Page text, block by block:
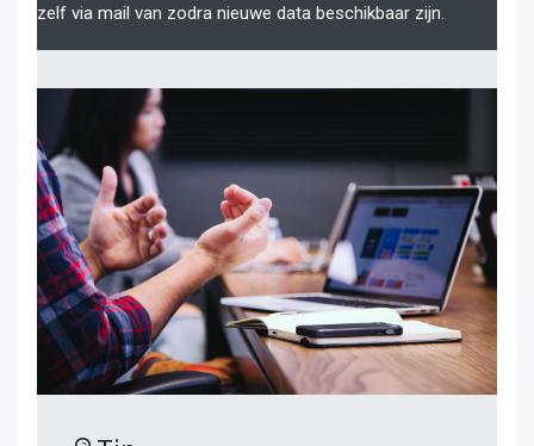
zelf via mail van zodra nieuwe data beschikbaar zijn.